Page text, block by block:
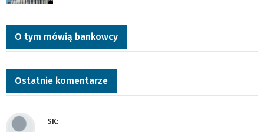
O tym mówią bankowcy
Ostatnie komentarze
SK: